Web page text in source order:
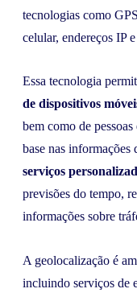
tecnologias como
celular, endereços IP
Essa tecnologia
de dispositivos
bem como de
base nas informações
serviços
previsões do tempo,
informações sobre
A geolocalização é
incluindo serviços de